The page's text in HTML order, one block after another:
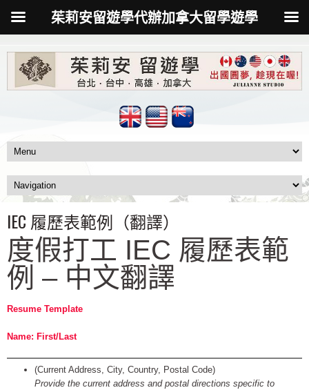
IEC 履歷表範例（翻譯）
度假打工 IEC 履歷表範
例 – 中文翻譯
Resume Template
Name: First/Last
(Current Address, City, Country, Postal Code)
Provide the current address and postal directions specific to
茱莉安留遊學代辦加拿大留學遊學